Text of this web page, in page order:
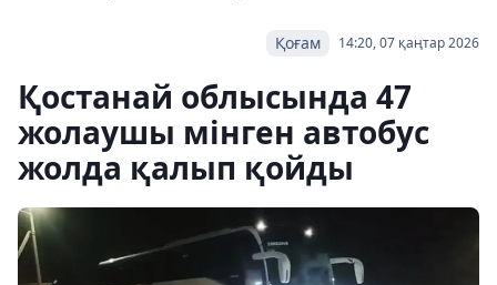
14:20, 07 қаңтар 2026
Қоғам
Қостанай облысында 47
жолаушы мінген автобус
жолда қалып қойды